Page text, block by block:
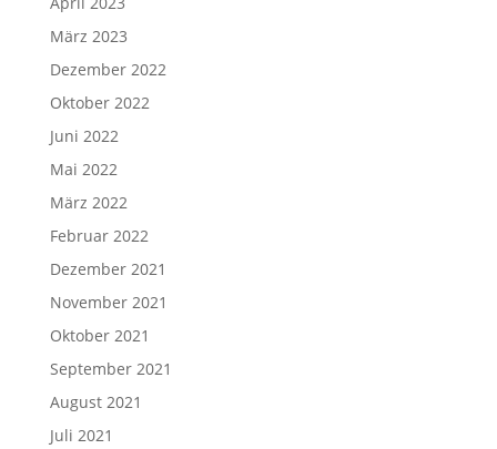
März 2023
Dezember 2022
Oktober 2022
Juni 2022
Mai 2022
März 2022
Februar 2022
Dezember 2021
November 2021
Oktober 2021
September 2021
August 2021
Juli 2021